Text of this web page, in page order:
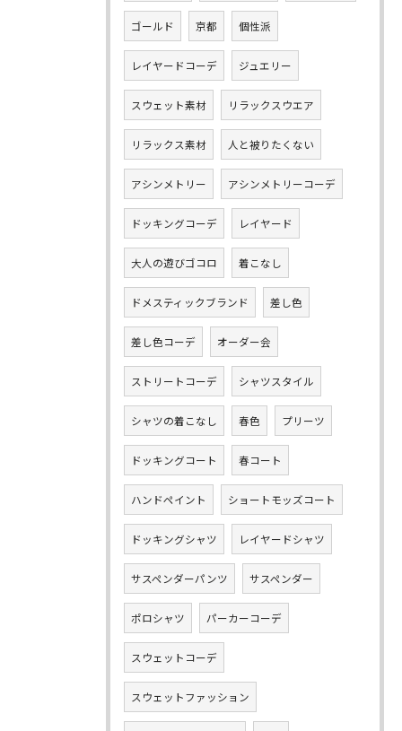
ゴールド 京都 個性派
レイヤードコーデ ジュエリー
スウェット素材 リラックスウエア
リラックス素材 人と被りたくない
アシンメトリー アシンメトリーコーデ
ドッキングコーデ レイヤード
大人の遊びゴコロ 着こなし
ドメスティックブランド 差し色
差し色コーデ オーダー会
ストリートコーデ シャツスタイル
シャツの着こなし 春色 プリーツ
ドッキングコート 春コート
ハンドペイント ショートモッズコート
ドッキングシャツ レイヤードシャツ
サスペンダーパンツ サスペンダー
ポロシャツ パーカーコーデ
スウェットコーデ
スウェットファッション